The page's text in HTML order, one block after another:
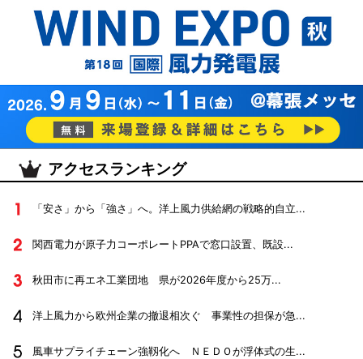
アクセスランキング
「安さ」から「強さ」へ。洋上風力供給網の戦略的自立...
関西電力が原子力コーポレートPPAで窓口設置、既設...
秋田市に再エネ工業団地 県が2026年度から25万...
洋上風力から欧州企業の撤退相次ぐ 事業性の担保が急...
風車サプライチェーン強靱化へ ＮＥＤＯが浮体式の生...